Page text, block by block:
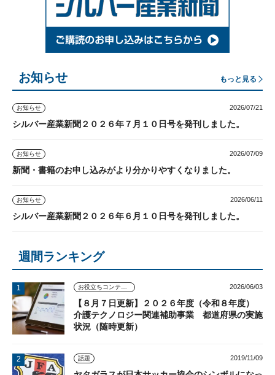
お知らせ もっと見る
お知らせ 2026/07/21
シルバー産業新聞２０２６年７月１０日号を発刊しました。
お知らせ 2026/07/09
新聞・書籍のお申し込みがより分かりやすくなりました。
お知らせ 2026/06/11
シルバー産業新聞２０２６年６月１０日号を発刊しました。
週間ランキング
2026/06/03
【８月７日更新】２０２６年度（令和８年度）
介護テクノロジー関連補助事業 都道府県の実施
状況（随時更新）
話題 2019/11/09